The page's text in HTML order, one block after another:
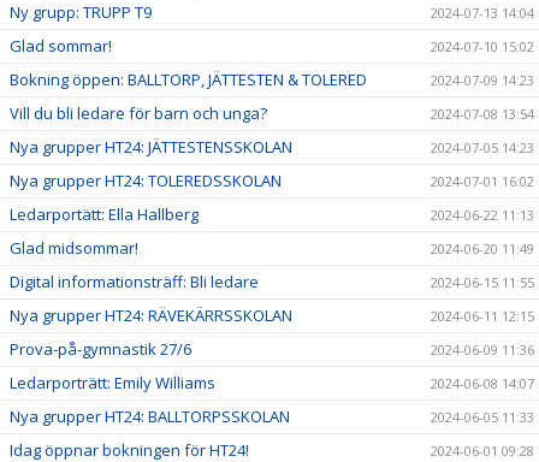
Ny grupp: TRUPP T9 2024-07-13 14:04
Glad sommar! 2024-07-10 15:02
Bokning öppen: BALLTORP, JÄTTESTEN & TOLERED 2024-07-09 14:23
Vill du bli ledare för barn och unga? 2024-07-08 13:54
Nya grupper HT24: JÄTTESTENSSKOLAN 2024-07-05 14:23
Nya grupper HT24: TOLEREDSSKOLAN 2024-07-01 16:02
Ledarportätt: Ella Hallberg 2024-06-22 11:13
Glad midsommar! 2024-06-20 11:49
Digital informationsträff: Bli ledare 2024-06-15 11:55
Nya grupper HT24: RÄVEKÄRRSSKOLAN 2024-06-11 12:15
Prova-på-gymnastik 27/6 2024-06-09 11:36
Ledarporträtt: Emily Williams 2024-06-08 14:07
Nya grupper HT24: BALLTORPSSKOLAN 2024-06-05 11:33
Idag öppnar bokningen för HT24! 2024-06-01 09:28